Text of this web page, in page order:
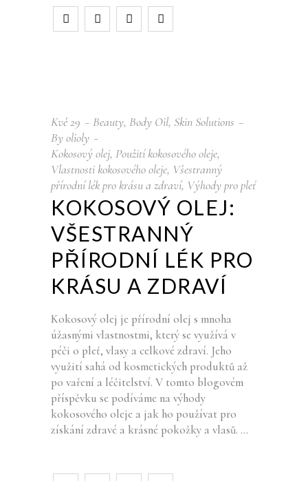
Kvě29 Beauty, Body Oil, Skin Solutions
Byolioly
Kokosový olej, Použití kokosového oleje,
Vlastnosti kokosového oleje, Všestranný
přírodní lék pro krásu a zdraví, Výhody pro pleť
KOKOSOVÝ OLEJ:
VŠESTRANNÝ
PŘÍRODNÍ LÉK PRO
KRÁSU A ZDRAVÍ
Kokosový olej je přírodní olej s mnoha
úžasnými vlastnostmi, který se využívá v
péči o pleť, vlasy a celkové zdraví. Jeho
využití sahá od kosmetických produktů až
po vaření a léčitelství. V tomto blogovém
příspěvku se podíváme na výhody
kokosového oleje a jak ho používat pro
získání zdravé a krásné pokožky a vlasů.